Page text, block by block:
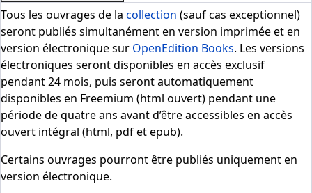
Tous les ouvrages de la collection (sauf cas exceptionnel)
seront publiés simultanément en version imprimée et en
version électronique sur OpenEdition Books. Les versions
électroniques seront disponibles en accès exclusif
pendant 24 mois, puis seront automatiquement
disponibles en Freemium (html ouvert) pendant une
période de quatre ans avant d’être accessibles en accès
ouvert intégral (html, pdf et epub).
Certains ouvrages pourront être publiés uniquement en
version électronique.